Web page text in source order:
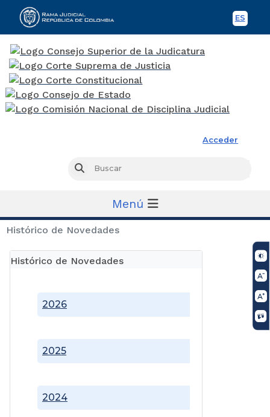
ES
Acceder
Buscar
Menú
Histórico de Novedades
Histórico de Novedades
2024
2025
2026